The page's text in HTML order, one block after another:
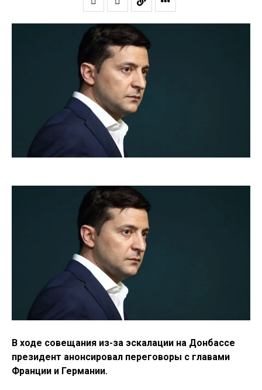
В ходе совещания из-за эскалации на Донбассе
президент анонсировал переговоры с главами
Франции и Германии.